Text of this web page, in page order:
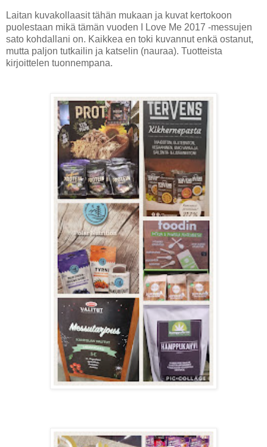
Laitan kuvakollaasit tähän mukaan ja kuvat kertokoon
puolestaan mikä tämän vuoden I Love Me 2017 -messujen
sato kohdallani on. Kaikkea en toki kuvannut enkä ostanut,
mutta paljon tutkailin ja katselin (nauraa). Tuotteista
kirjoittelen tuonnempana.